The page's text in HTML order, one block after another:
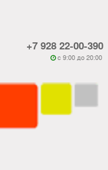
+7 928 22-00-390
 c 9:00 до 20:00